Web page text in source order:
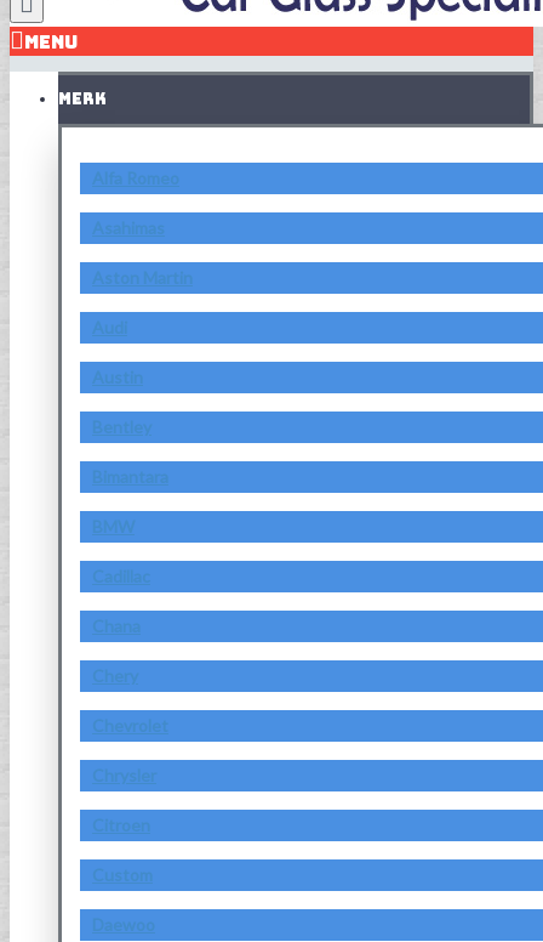
MENU
MERK
Alfa Romeo
Asahimas
Aston Martin
Audi
Austin
Bentley
Bimantara
BMW
Cadillac
Chana
Chery
Chevrolet
Chrysler
Citroen
Custom
Daewoo